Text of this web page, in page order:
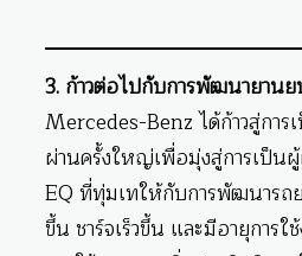
3. ก้าวต่อไปกับการพัฒนายาน
Mercedes-Benz ได้ก้าวสู่กา
ผ่านครั้งใหญ่เพื่อมุ่งสู่การเป็น
EQ ที่ทุ่มเทให้กับการพัฒนารถ
ขึ้น ชาร์จเร็วขึ้น และมีอายุการ